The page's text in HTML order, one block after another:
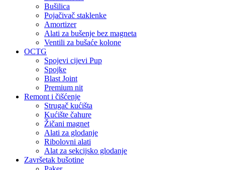
Bušilica
Pojačivač staklenke
Amortizer
Alati za bušenje bez magneta
Ventili za bušaće kolone
OCTG
Spojevi cijevi Pup
Spojke
Blast Joint
Premium nit
Remont i čišćenje
Strugač kućišta
Kućište čahure
Žičani magnet
Alati za glodanje
Ribolovni alati
Alat za sekcijsko glodanje
Završetak bušotine